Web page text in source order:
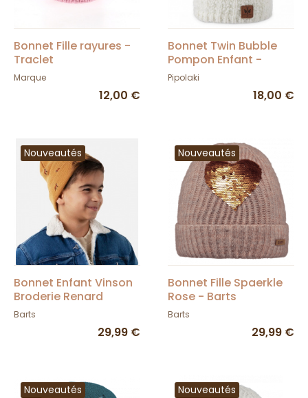
Bonnet Fille rayures -
Traclet
Marque
12,00 €
Bonnet Twin Bubble
Pompon Enfant -
Pipolaki
Pipolaki
18,00 €
Nouveautés
Bonnet Enfant Vinson
Broderie Renard
Jaune Motard - Barts
Barts
29,99 €
Nouveautés
Bonnet Fille Spaerkle
Rose - Barts
Barts
29,99 €
Nouveautés Nouveautés